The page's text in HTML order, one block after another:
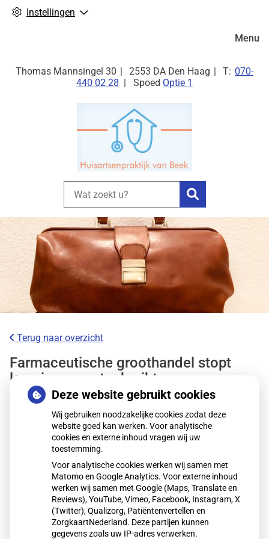
Instellingen
Thomas Mannsingel 30 2553 DA Den Haag Tel:
070-
440 02 28
Spoed Optie 1
Zoeken
Menu
Terug naar overzicht
Farmaceutische groothandel stopt
levering meestgebruikte
bloedverdunner
Sinds 5 december 2025 levert groothandel Mosadex de
veelgebruikte bloedverdunner Eliquis niet meer aan
apotheken door een prijsverhoging van fabrikant BMS.
Meer dan 260.000 patiënten gebruiken het middel. De
Hartstichting maakt zich zorgen, maar apotheken hebben
voorlopig voorraad. Alternatieven zijn beschikbaar, met een
andere werkzame stof.
Deze website gebruikt cookies
Wij gebruiken noodzakelijke cookies zodat deze
website goed kan werken. Voor analytische
cookies en externe inhoud vragen wij uw
toestemming.
Voor analytische cookies werken wij samen met
Matomo en Google Analytics. Voor externe inhoud
werken wij samen met Google (Maps, Translate en
Reviews), YouTube, Vimeo, Facebook, Instagram, X
(Twitter), Qualizorg, Patiëntenvertellen en
ZorgkaartNederland. Deze partijen kunnen
gegevens zoals uw IP-adres verwerken.